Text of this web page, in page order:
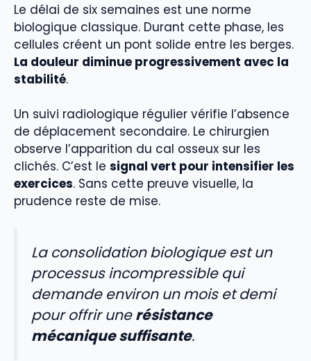
Le délai de six semaines est une norme
biologique classique. Durant cette phase, les
cellules créent un pont solide entre les berges.
La douleur diminue progressivement avec la
stabilité.
Un suivi radiologique régulier vérifie l’absence
de déplacement secondaire. Le chirurgien
observe l’apparition du cal osseux sur les
clichés. C’est le signal vert pour intensifier les
exercices. Sans cette preuve visuelle, la
prudence reste de mise.
La consolidation biologique est un
processus incompressible qui
demande environ un mois et demi
pour offrir unerésistance
mécanique suffisante.